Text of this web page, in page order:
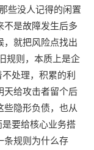
些没人记得的闲置
不是故障发生后多
，就把风险点找出
规则，本质上是企
处理，积累的利
给攻击者留个后
些隐形负债，也从
要给核心业务搭
条规则为什么存